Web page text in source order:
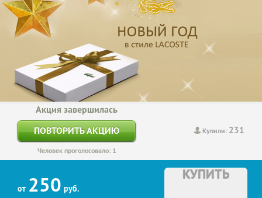
Купили: 231
Акция завершилась
ПОВТОРИТЬ АКЦИЮ
Человек проголосовало: 1
от 250 руб.
КУПИТЬ